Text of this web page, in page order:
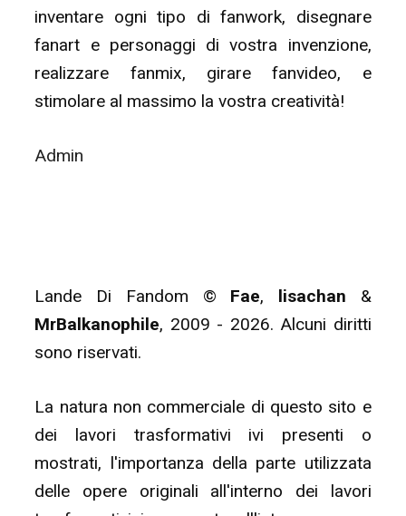
inventare ogni tipo di fanwork, disegnare
fanart e personaggi di vostra invenzione,
realizzare fanmix, girare fanvideo, e
stimolare al massimo la vostra creatività!
Admin
Lande Di Fandom © Fae, lisachan &
MrBalkanophile, 2009 - 2026. Alcuni diritti
sono riservati.
La natura non commerciale di questo sito e
dei lavori trasformativi ivi presenti o
mostrati, l'importanza della parte utilizzata
delle opere originali all'interno dei lavori